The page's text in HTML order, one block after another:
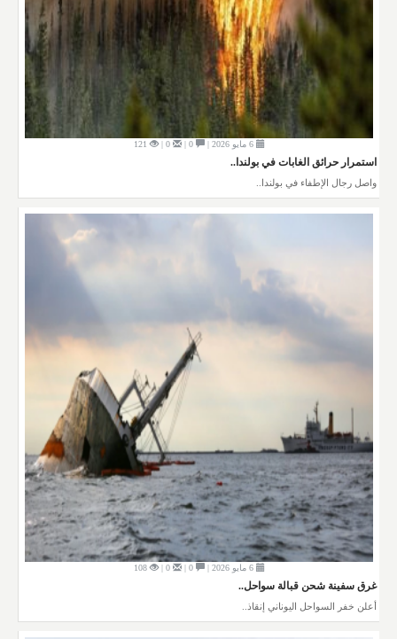
6 مايو 2026 | 0 |
0 |
121
استمرار حرائق الغابات في بولندا..
واصل رجال الإطفاء في بولندا..
6 مايو 2026 | 0 |
0 |
108
غرق سفينة شحن قبالة سواحل..
أعلن خفر السواحل اليوناني إنقاذ..